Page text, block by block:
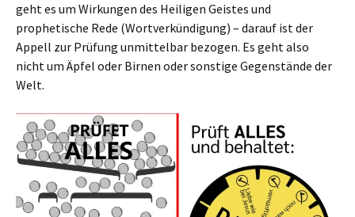
geht es um Wirkungen des Heiligen Geistes und
prophetische Rede (Wortverkündigung) – darauf ist der
Appell zur Prüfung unmittelbar bezogen. Es geht also
nicht um Äpfel oder Birnen oder sonstige Gegenstände der
Welt.